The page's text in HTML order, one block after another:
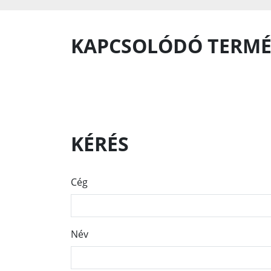
KAPCSOLÓDÓ
KÉRÉS
Cég
Név